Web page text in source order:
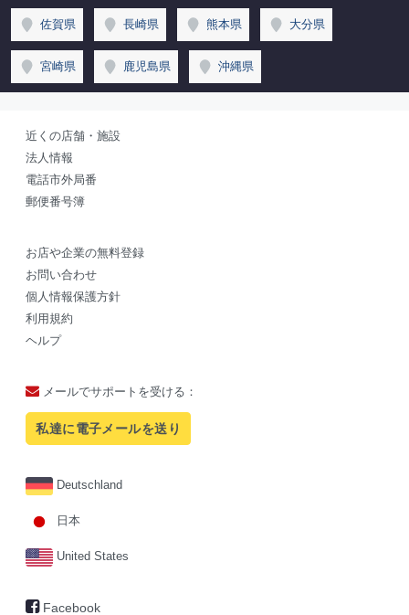
佐賀県 長崎県 熊本県 大分県
宮崎県 鹿児島県 沖縄県
近くの店舗・施設
法人情報
電話市外局番
郵便番号簿
お店や企業の無料登録
お問い合わせ
個人情報保護方針
利用規約
ヘルプ
メールでサポートを受ける：
私達に電子メールを送り
Deutschland
日本
United States
Facebook